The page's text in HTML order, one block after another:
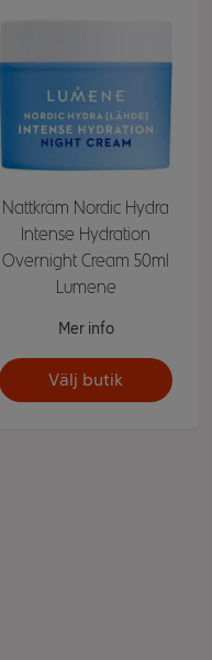
Nattkräm Nordic Hydra
Intense Hydration
Overnight Cream 50ml
Lumene
Mer info
Välj butik